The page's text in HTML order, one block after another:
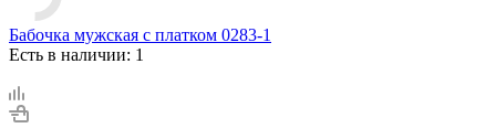
Бабочка мужская с платком 0283-1
Есть в наличии: 1